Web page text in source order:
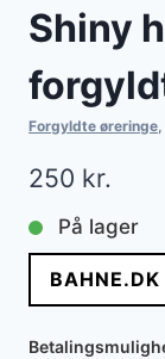
Shiny
Forgyldte øreringe,
250 kr.
På lager